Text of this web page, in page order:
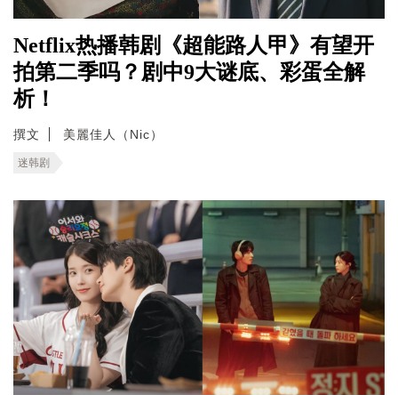
Netflix热播韩剧《超能路人甲》有望开
拍第二季吗？剧中9大谜底、彩蛋全解
析！
撰文 美麗佳人（Nic）
迷韩剧